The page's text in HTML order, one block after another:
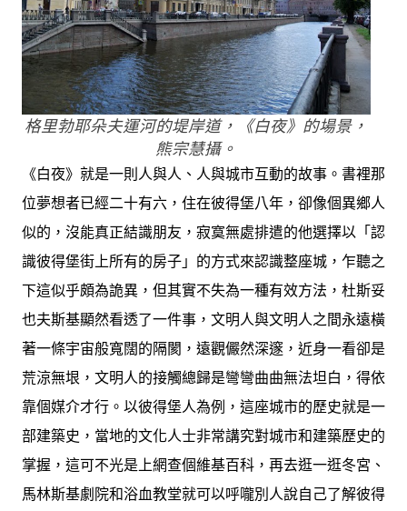
格里勃耶朵夫運河的堤岸道，《白夜》的場景，
熊宗慧攝。
《白夜》就是一則人與人、人與城市互動的故事。書裡那
位夢想者已經二十有六，住在彼得堡八年，卻像個異鄉人
似的，沒能真正結識朋友，寂寞無處排遣的他選擇以「認
識彼得堡街上所有的房子」的方式來認識整座城，乍聽之
下這似乎頗為詭異，但其實不失為一種有效方法，杜斯妥
也夫斯基顯然看透了一件事，文明人與文明人之間永遠橫
著一條宇宙般寬闊的隔閡，遠觀儼然深邃，近身一看卻是
荒涼無垠，文明人的接觸總歸是彎彎曲曲無法坦白，得依
靠個媒介才行。以彼得堡人為例，這座城市的歷史就是一
部建築史，當地的文化人士非常講究對城市和建築歷史的
掌握，這可不光是上網查個維基百科，再去逛一逛冬宮、
馬林斯基劇院和浴血教堂就可以呼嚨別人說自己了解彼得